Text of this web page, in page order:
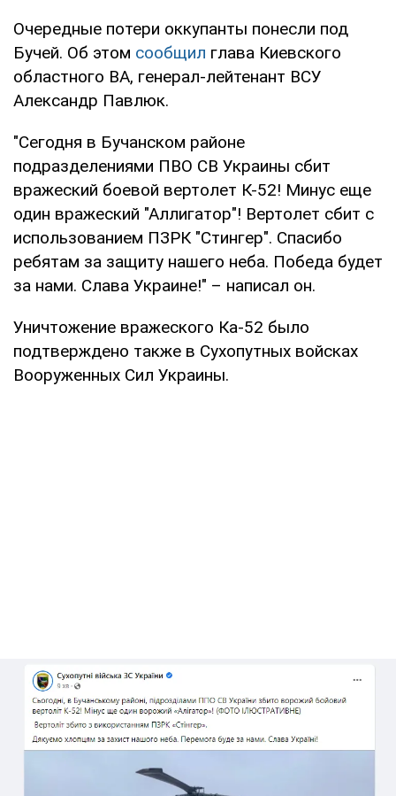
Очередные потери оккупанты понесли под
Бучей. Об этом сообщил глава Киевского
областного ВА, генерал-лейтенант ВСУ
Александр Павлюк.
"Сегодня в Бучанском районе
подразделениями ПВО СВ Украины сбит
вражеский боевой вертолет К-52! Минус еще
один вражеский "Аллигатор"! Вертолет сбит с
использованием ПЗРК "Стингер". Спасибо
ребятам за защиту нашего неба. Победа будет
за нами. Слава Украине!" – написал он.
Уничтожение вражеского Ка-52 было
подтверждено также в Сухопутных войсках
Вооруженных Сил Украины.